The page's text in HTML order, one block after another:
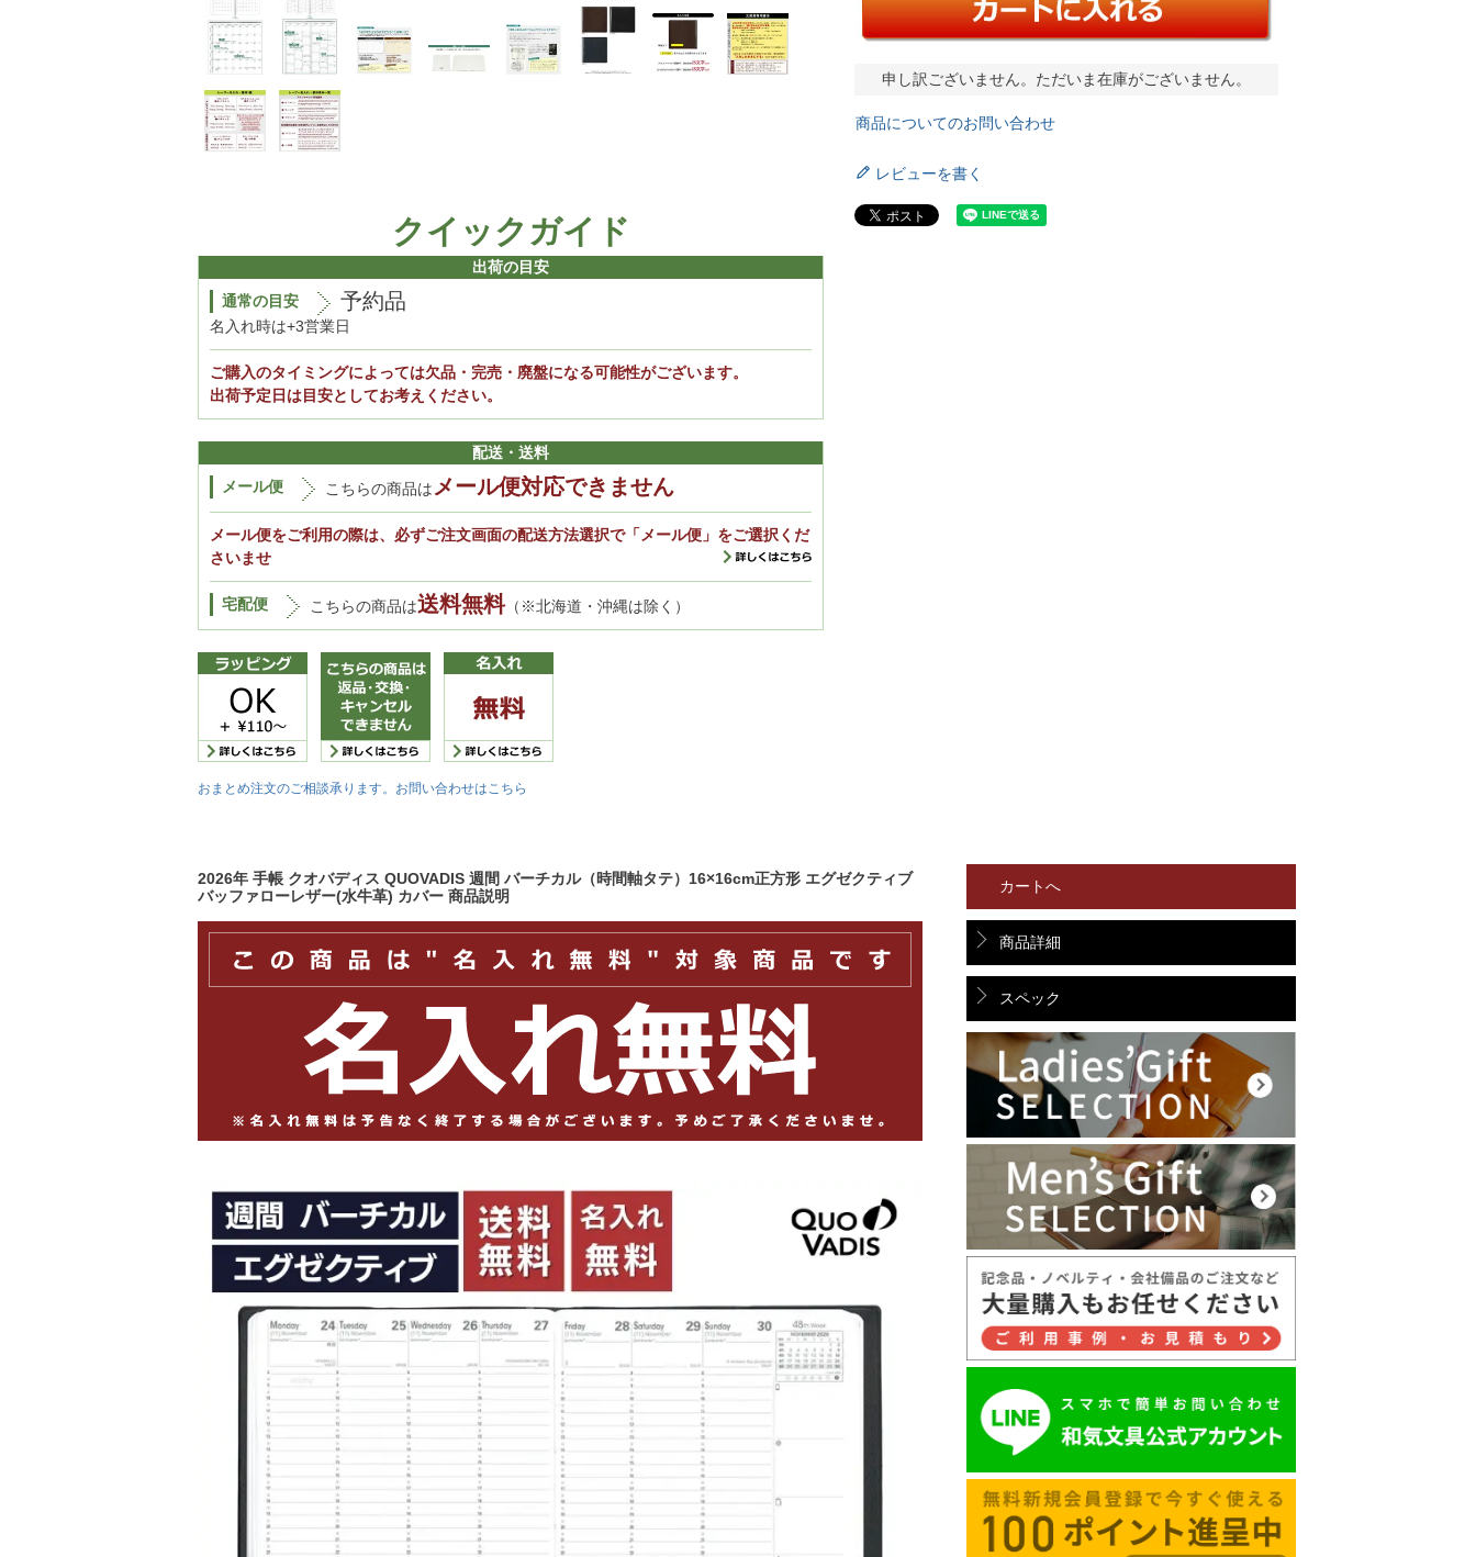
クイックガイド
出荷の目安
通常の目安
予約品
名入れ時は+3営業日
ご購入のタイミングによっては欠品・完売・廃盤になる可能性がございます。
出荷予定日は目安としてお考えください。
配送・送料
メール便
こちらの商品は メール便対応できません
メール便をご利用の際は、必ずご注文画面の配送方法選択で「メール便」をご選択くだ
さいませ
宅配便 こちらの商品は送料無料（※北海道・沖縄は除く）
おまとめ注文のご相談承ります。お問い合わせはこちら
2026年 手帳 クオバディス QUOVADIS 週間 バーチカル（時間軸タテ）16×16cm正方形 エグゼクティブ
バッファローレザー(水牛革) カバー 商品説明
カートへ
商品詳細
スペック
申し訳ございません。ただいま在庫がございません。
商品についてのお問い合わせ
レビューを書く